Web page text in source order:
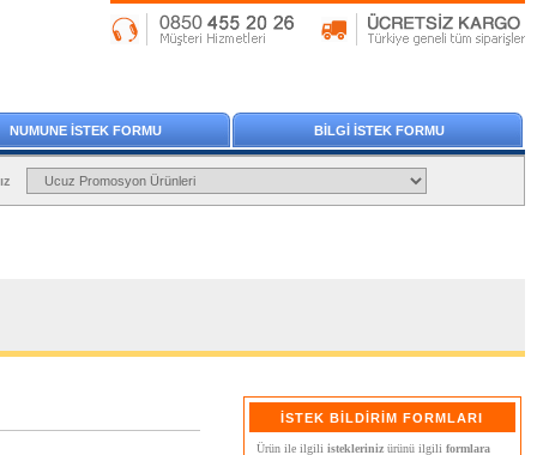
NUMUNE İSTEK FORMU BİLGİ İSTEK FORMU
İSTEK BİLDİRİM FORMLARI
Ürün ile ilgili isteklerinizürünü ilgili formlara